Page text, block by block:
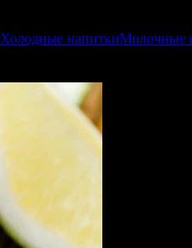
Холодные напиткиМолочные